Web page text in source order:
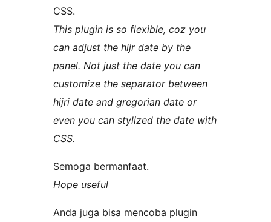
CSS.
This plugin is so flexible, coz you
can adjust the hijr date by the
panel. Not just the date you can
customize the separator between
hijri date and gregorian date or
even you can stylized the date with
CSS.
Semoga bermanfaat.
Hope useful
Anda juga bisa mencoba plugin